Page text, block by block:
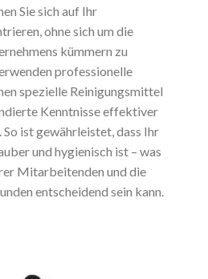
Sie sich auf Ihr
ohne sich um die
kümmern zu
professionelle
spezielle Reinigungsmittel
Kenntnisse effektiver
ist gewährleistet, dass Ihr
und hygienisch ist – was
Mitarbeitenden und die
entscheidend sein kann.